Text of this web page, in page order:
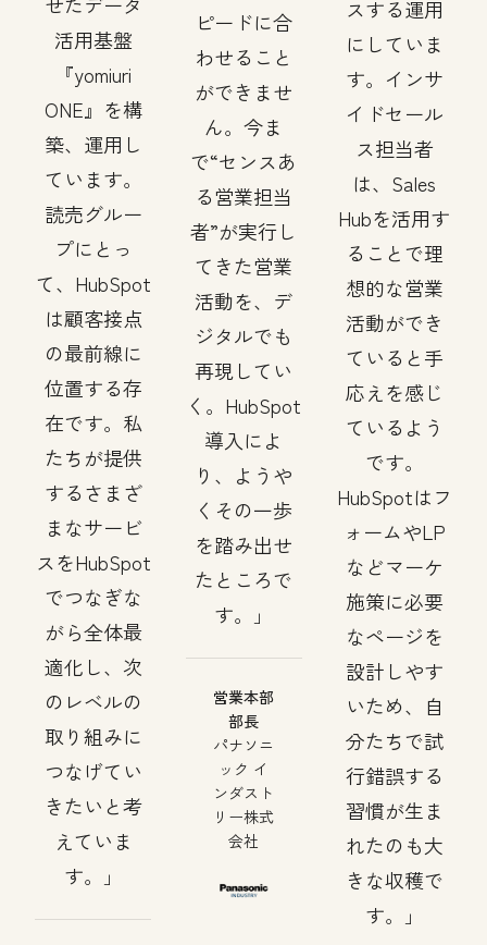
活用基盤
『yomiuri
ONE』を構
築、運用し
ています。
読売グルー
プにとっ
て、HubSpot
は顧客接点
の最前線に
位置する存
在です。私
たちが提供
するさまざ
まなサービ
スをHubSpot
でつなぎな
がら全体最
適化し、次
のレベルの
取り組みに
つなげてい
きたいと考
えていま
す。
ピードに合
わせること
ができませ
ん。今ま
で“センスあ
る営業担当
者”が実行し
てきた営業
活動を、デ
ジタルでも
再現してい
く。HubSpot
導入によ
り、ようや
くその一歩
を踏み出せ
たところで
す。
営業本部
部長
パナソニ
ック イ
ンダスト
リー株式
会社
スする運用
にしていま
す。インサ
イドセール
ス担当者
は、Sales
Hubを活用す
ることで理
想的な営業
活動ができ
ていると手
応えを感じ
ているよう
です。
HubSpotはフ
ォームやLP
などマーケ
施策に必要
なページを
設計しやす
いため、自
分たちで試
行錯誤する
習慣が生ま
れたのも大
きな収穫で
す。